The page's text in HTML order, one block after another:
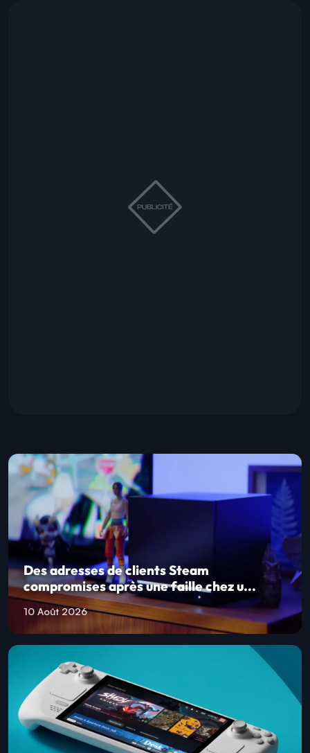
Des adresses de clients Steam
compromises après une faille chez u...
10 Août 2026